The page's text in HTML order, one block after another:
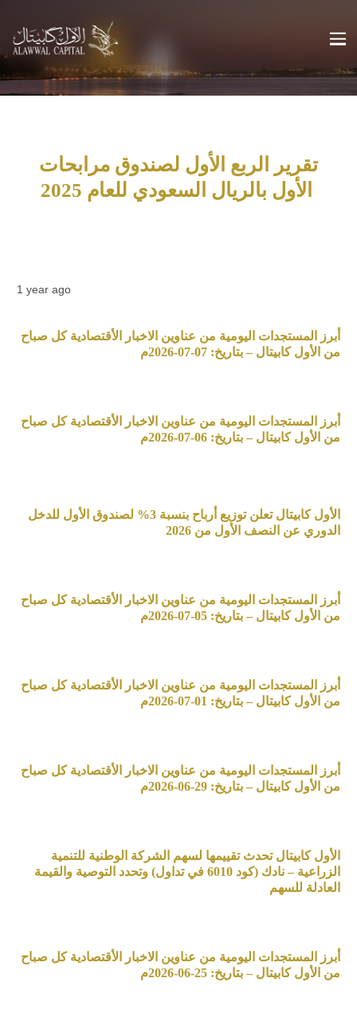
تقرير الربع الأول لصندوق مرابحات
1 year ago
أبرز المستجدات اليومية من عناوين الاخبار الأقتصادية كل صباح
من الأول كابيتال – بتاريخ: 07-07-2026م
أبرز المستجدات اليومية من عناوين الاخبار الأقتصادية كل صباح
من الأول كابيتال – بتاريخ: 06-07-2026م
الأول كابيتال تعلن توزيع أرباح بنسبة 3% لصندوق الأول للدخل
الدوري عن النصف الأول من 2026
أبرز المستجدات اليومية من عناوين الاخبار الأقتصادية كل صباح
من الأول كابيتال – بتاريخ: 05-07-2026م
أبرز المستجدات اليومية من عناوين الاخبار الأقتصادية كل صباح
من الأول كابيتال – بتاريخ: 01-07-2026م
أبرز المستجدات اليومية من عناوين الاخبار الأقتصادية كل صباح
من الأول كابيتال – بتاريخ: 29-06-2026م
الأول كابيتال تحدث تقييمها لسهم الشركة الوطنية للتنمية
الزراعية – نادك (كود 6010 في تداول) وتحدد التوصية والقيمة
العادلة للسهم
أبرز المستجدات اليومية من عناوين الاخبار الأقتصادية كل صباح
من الأول كابيتال – بتاريخ: 25-06-2026م